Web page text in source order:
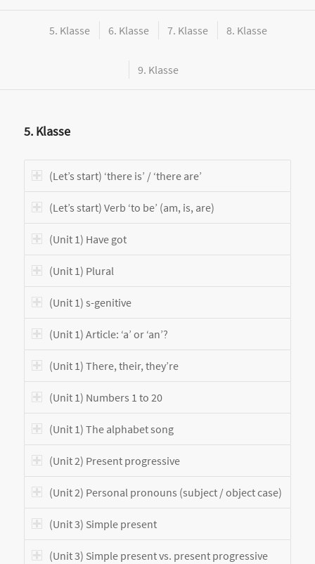
5. Klasse 6. Klasse 7. Klasse 8. Klasse
9. Klasse
5. Klasse
(Let’s start) ‘there is’ / ‘there are’
(Let’s start) Verb ‘to be’ (am, is, are)
(Unit 1) Have got
(Unit 1) Plural
(Unit 1) s-genitive
(Unit 1) Article: ‘a’ or ‘an’?
(Unit 1) There, their, they’re
(Unit 1) Numbers 1 to 20
(Unit 1) The alphabet song
(Unit 2) Present progressive
(Unit 2) Personal pronouns (subject / object case)
(Unit 3) Simple present
(Unit 3) Simple present vs. present progressive